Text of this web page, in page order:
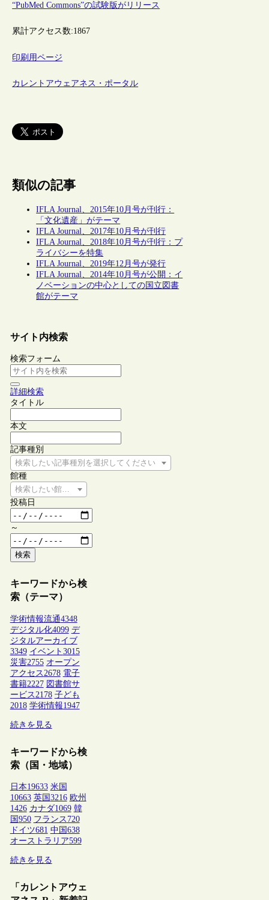
“PubMed Commons”の試験版がリリース
累計アクセス数:1867
印刷用ページ
カレントアウェアネス・ポータル
類似の記事
IFLA Journal、2015年10月号が刊行：
「文化遺産」がテーマ
IFLA Journal、2017年10月号が刊行
IFLA Journal、2018年10月号が刊行：プ
ライバシーを特集
IFLA Journal、2019年12月号が発行
IFLA Journal、2014年10月号が公開：イ
ノベーションの中心としての国立図書
館がテーマ
サイト内検索
検索フォーム
詳細検索
タイトル
本文
記事種別
検索したい記事種別を選択してください
館種
検索したい館種を選択してください
投稿日
～
検索
キーワードから検
索（テーマ）
学術情報流通4348
デジタル化4099 デ
ジタルアーカイブ
3349 イベント 3015
災害2755 オープン
アクセス 2678 電子
書籍2227 図書館サ
ービス 2178 子ども
2018 学術情報1947
続きを見る
キーワードから検
索（国・地域）
日本19633 米国
10663 英国 3216 欧州
1426 カナダ1069 韓
国 950 フランス 720
ドイツ681 中国 638
オーストラリア599
続きを見る
「カレントアウェ